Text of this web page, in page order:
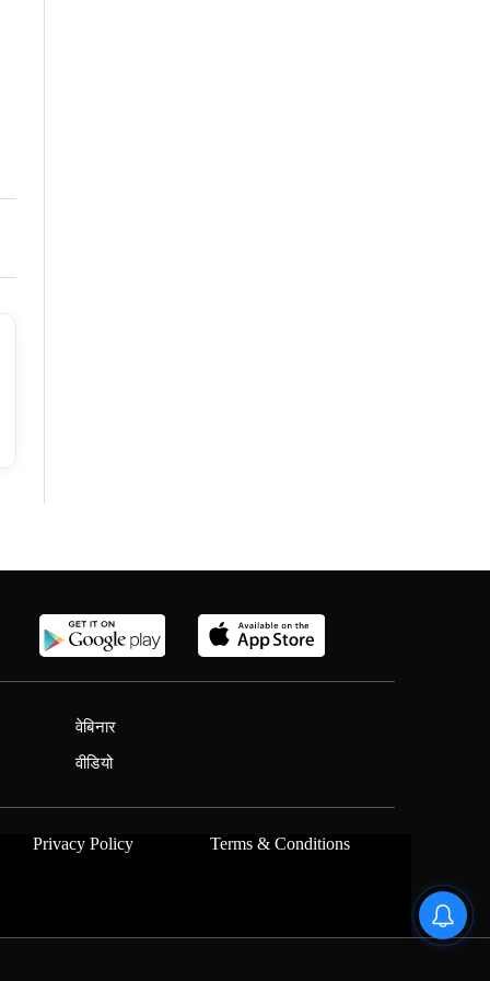
वेबिनार
वीडियो
Privacy Policy Terms & Conditions